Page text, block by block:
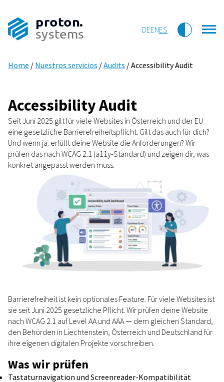
proton.
systems DEENES
Home / Nuestros servicios /Audits /Accessibility Audit
Accessibility Audit
Seit Juni 2025 gilt für viele Websites in Österreich und der EU
eine gesetzliche Barrierefreiheitspflicht. Gilt das auch für dich?
Und wenn ja: erfüllt deine Website die Anforderungen? Wir
prüfen das nach WCAG 2.1 (a11y-Standard) und zeigen dir, was
konkret angepasst werden muss.
Barrierefreiheit ist kein optionales Feature. Für viele Websites ist
sie seit Juni 2025 gesetzliche Pflicht. Wir prüfen deine Website
nach WCAG 2.1 auf Level AA und AAA — dem gleichen Standard,
den Behörden in Liechtenstein, Österreich und Deutschland für
ihre eigenen digitalen Projekte vorschreiben.
Was wir prüfen
Tastaturnavigation und Screenreader-Kompatibilität